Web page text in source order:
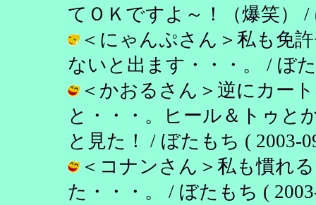
てＯＫですよ～！（爆笑） /
＜にゃんぷさん＞私も免
ないと出ます・・・。 / ぼ
＜かおるさん＞逆にカー
と・・・。ヒール＆トゥと
と見た！ / ぼたもち ( 2003-
＜コナンさん＞私も慣れ
た・・・。 / ぼたもち (